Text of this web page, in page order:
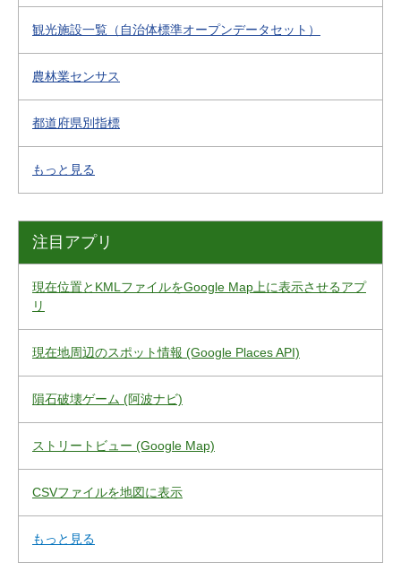
観光施設一覧（自治体標準オープンデータセット）
農林業センサス
都道府県別指標
もっと見る
注目アプリ
現在位置とKMLファイルをGoogle Map上に表示させるアプ
リ
現在地周辺のスポット情報 (Google Places API)
隕石破壊ゲーム (阿波ナビ)
ストリートビュー (Google Map)
CSVファイルを地図に表示
もっと見る